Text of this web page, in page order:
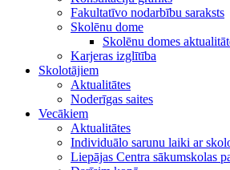
Fakultatīvo nodarbību saraksts
Skolēnu dome
Skolēnu domes
Karjeras izglītība
Skolotājiem
Aktualitātes
Noderīgas saites
Vecākiem
Aktualitātes
Individuālo sarunu laiki ar
Liepājas Centra sākumskolas